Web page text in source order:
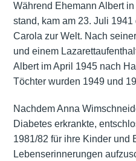
Während Ehemann Albert
stand, kam am 23. Juli
Carola zur Welt. Nach
und einem
Albert im April 1945 nach
Töchter wurden 1949 und
Nachdem Anna
Diabetes erkrankte,
1981/82 für ihre Kinder und
Lebenserinnerungen